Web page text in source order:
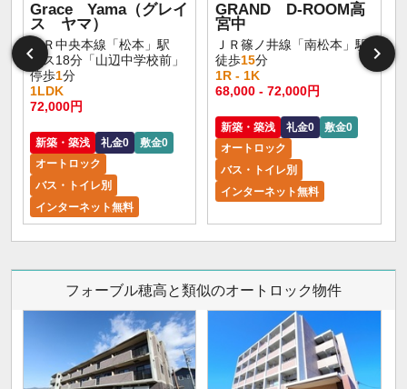
Grace Yama（グレイ
ス ヤマ）
ＪＲ中央本線「松本」駅
バス18分「山辺中学校前」
停歩1分
1LDK
72,000円
新築・築浅 礼金0
敷金0
オートロック
バス・トイレ別
インターネット無料
GRAND D-ROOM高
宮中
ＪＲ篠ノ井線「南松本」駅
徒歩15分
1R - 1K
68,000 - 72,000円
新築・築浅 礼金0
敷金0
オートロック
バス・トイレ別
インターネット無料
フォーブル穂高と類似のオートロック物件